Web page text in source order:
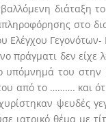
διάταξη
στο
Ελέγχου
πράγματι δεν είχε
υπόμνημά του
από το ………. και
ιατρικό θέμα με